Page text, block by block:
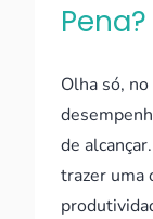
Olha só,
de
trazer uma